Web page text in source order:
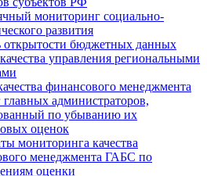
мониторинг социально-
развития
открытости бюджетных данных
управления региональными
финансового менеджмента
главных администраторов,
по убыванию их
оценок
мониторинга качества
менеджмента ГАБС по
оценки